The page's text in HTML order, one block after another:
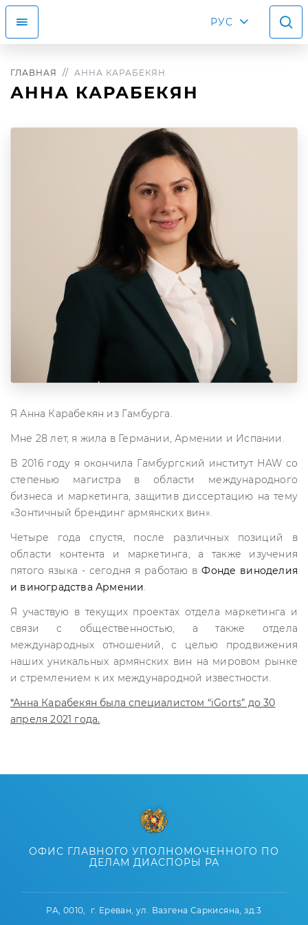
РУС
ГЛАВНАЯ АННА КАРАБЕКЯН
АННА КАРАБЕКЯН
Я Анна Карабекян из Гамбурга.
Мне 28 лет, я жила в Германии, Армении и Испании.
В 2016 году я окончила Гамбургский институт HAW со
степенью магистра в области международного
бизнеса и маркетинга, защитив диссертацию на тему
«Зонтичный брендинг армянских вин».
Четыре года спустя, после различных позиций в
области контента и маркетинга, а также изучения
пятого языка - сегодня я работаю вФонде виноделия
и виноградства Армении.
Я участвую в текущих проектах отдела маркетинга и
связи с общественностью, а также отдела
международных отношений, с целью продвижения
наших уникальных армянских вин на мировом рынке
и стремлением к их международной известности.
*Анна Карабекян была специалистом “iGorts” до 30
апреля 2021 года.
ОФИС ГЛАВНОГО УПОЛНОМОЧЕННОГО ПО
ДЕЛАМ ДИАСПОРЫ РА
РА, 0010, г. Ереван, ул. Вазгена Саркисяна, зд.3